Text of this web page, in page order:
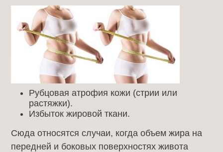
Рубцовая атрофия кожи (стрии или
растяжки).
Избыток жировой ткани.
Сюда относятся случаи, когда объем жира на
передней и боковых поверхностях живота